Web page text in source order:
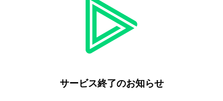
サービス終了のお知らせ